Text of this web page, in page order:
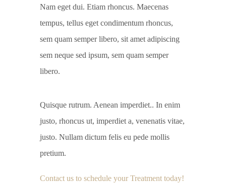
Nam eget dui. Etiam rhoncus. Maecenas
tempus, tellus eget condimentum rhoncus,
sem quam semper libero, sit amet adipiscing
sem neque sed ipsum, sem quam semper
libero.
Quisque rutrum. Aenean imperdiet.. In enim
justo, rhoncus ut, imperdiet a, venenatis vitae,
justo. Nullam dictum felis eu pede mollis
pretium.
Contact us to schedule your Treatment today!